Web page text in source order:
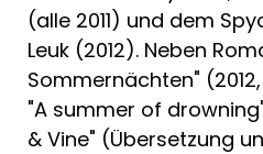
(alle 2011) und dem
Leuk (2012). Neben
Sommernächten"
"A summer of
& Vine" (Übersetzung